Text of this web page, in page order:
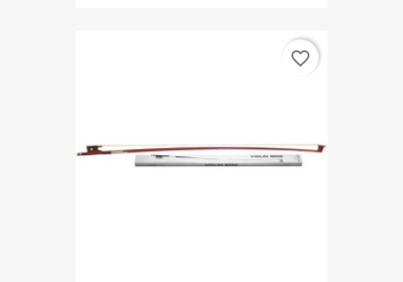
favorite_border